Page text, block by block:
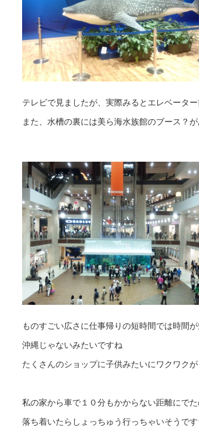
テレビで見ましたが、実際みるとエレベータ
また、水槽の裏には美ら海水族館のブース？
ものすごい広さに仕事帰りの短時間では時間
沖縄じゃないみたいですね
たくさんのショップに子供みたいにワクワク
私の家から車で１０分もかからない距離にで
落ち着いたらしょっちゅう行っちゃいそう